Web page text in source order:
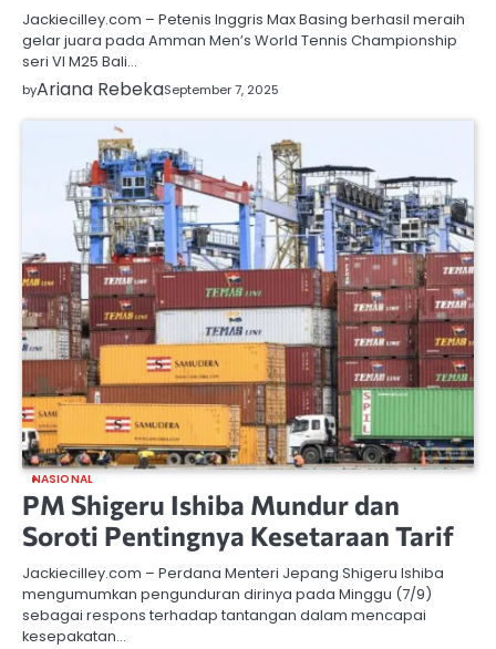
Jackiecilley.com – Petenis Inggris Max Basing berhasil meraih
gelar juara pada Amman Men’s World Tennis Championship
seri VI M25 Bali…
byAriana RebekaSeptember 7, 2025
NASIONAL
PM Shigeru Ishiba Mundur dan
Soroti Pentingnya Kesetaraan Tarif
Jackiecilley.com – Perdana Menteri Jepang Shigeru Ishiba
mengumumkan pengunduran dirinya pada Minggu (7/9)
sebagai respons terhadap tantangan dalam mencapai
kesepakatan…